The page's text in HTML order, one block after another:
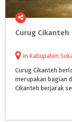
Curug Cikanteh
in Kabupaten
Curug Cikanteh
merupakan bagian